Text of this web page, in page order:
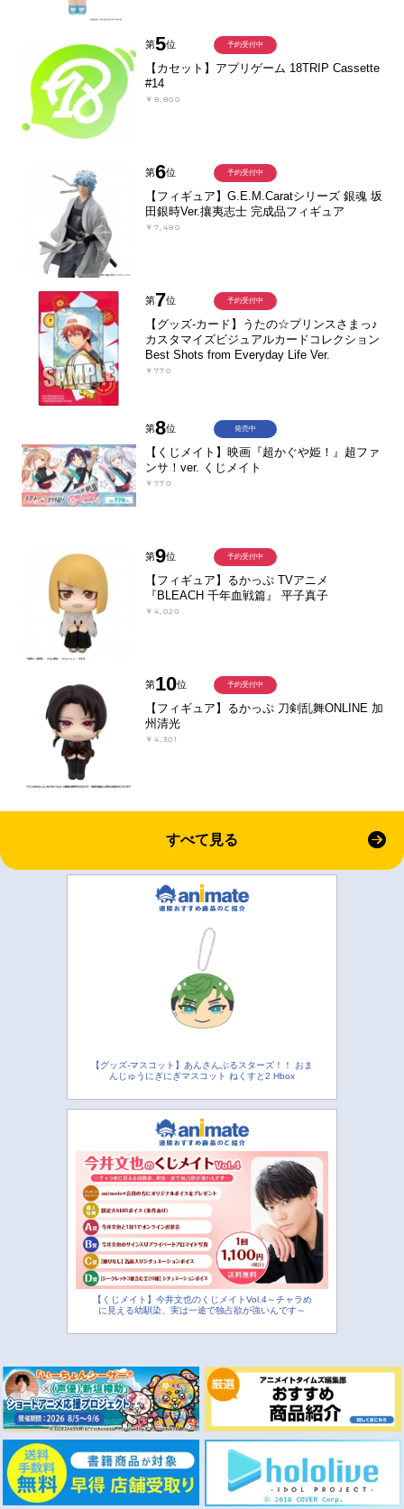
第5位
【カセット】アプリゲーム 18TRIP Cassette
#14
￥8,800
予約受付中
第6位
【フィギュア】G.E.M.Caratシリーズ 銀魂 坂
田銀時Ver.攘夷志士 完成品フィギュア
￥7,480
予約受付中
第7位
【グッズ-カード】うたの☆プリンスさまっ♪
カスタマイズビジュアルカードコレクション
Best Shots from Everyday Life Ver.
￥770
予約受付中
第8位
【くじメイト】映画『超かぐや姫！』超ファ
ンサ！ver. くじメイト
￥770
発売中
第9位
【フィギュア】るかっぷ TVアニメ
『BLEACH 千年血戦篇』 平子真子
￥4,020
予約受付中
第10位
【フィギュア】るかっぷ 刀剣乱舞ONLINE 加
州清光
￥4,301
予約受付中
すべて見る
【グッズ-マスコット】あんさんぶるスターズ！！ おま
んじゅうにぎにぎマスコット ねくすと2 Hbox
【くじメイト】今井文也のくじメイトVol.4～チャラめ
に見える幼馴染、実は一途で独占欲が強いんです～